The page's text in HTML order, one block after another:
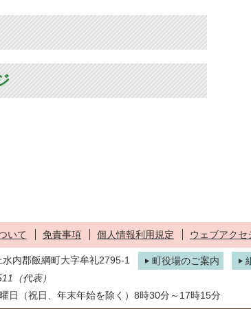
いて 免責事項 個人情報利用規定 ウェブアクセ
内郡飯綱町大字牟礼2795-1 町役場のご案内
（代表）
日（祝日、年末年始を除く）8時30分～17時15分